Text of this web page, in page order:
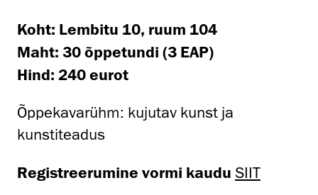
Koht: Lembitu 10, ruum 104
Maht: 30 õppetundi (3 EAP)
Hind: 240 eurot
Õppekavarühm: kujutav kunst ja
kunstiteadus
Registreerumine vormi kaudu SIIT